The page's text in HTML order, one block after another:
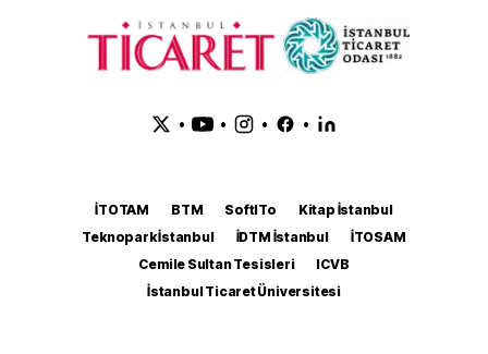
• • • •
İTOTAM BTM SoftITo
Kitap İstanbul
Teknopark İstanbul
İDTM İstanbul
İTOSAM
Cemile Sultan Tesisleri
ICVB
İstanbul Ticaret Üniversitesi